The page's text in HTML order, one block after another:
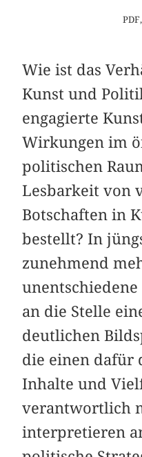
Wie ist das
Kunst und
engagierte
Wirkungen im
politischen
Lesbarkeit von
Botschaften in
bestellt? In
zunehmend
unentschiedene
an die Stelle
deutlichen
die einen dafür
Inhalte und
verantwortlich
interpretieren